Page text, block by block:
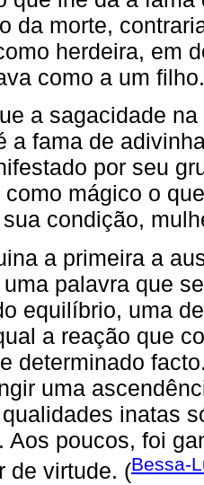
da morte,
herdeira, em
como a um filho.
a sagacidade
a fama de
por seu
como mágico o
condição,
a primeira a
palavra que
equilíbrio, uma
a reação que
determinado
uma
inatas
Aos poucos, foi
de virtude. (Bessa-